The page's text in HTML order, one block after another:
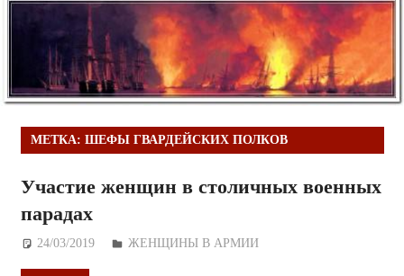
МЕТКА: ШЕФЫ ГВАРДЕЙСКИХ ПОЛКОВ
Участие женщин в столичных военных
парадах
24/03/2019 Дежурный по Редакции
ЖЕНЩИНЫ В АРМИИ